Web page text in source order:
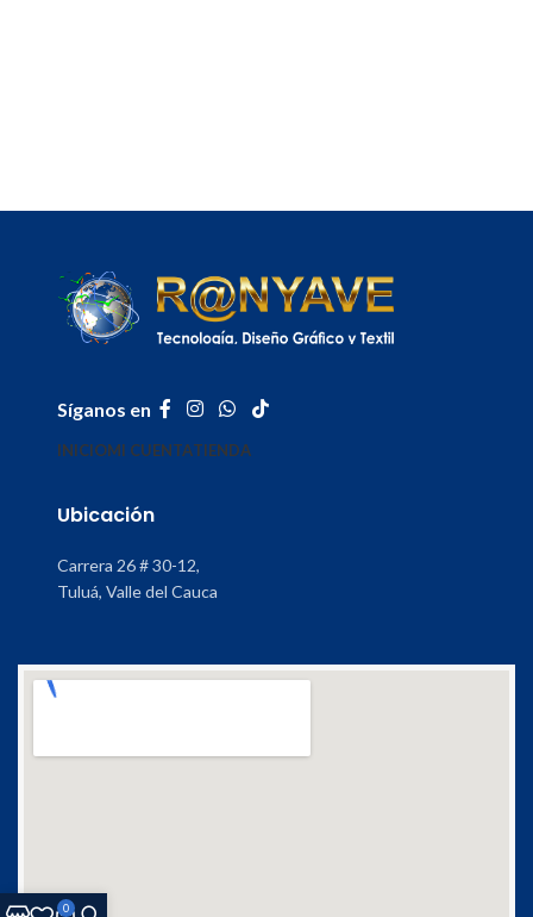
Síganos en
INICIOMI CUENTATIENDA
Ubicación
Carrera 26 # 30-12,
Tuluá, Valle del Cauca
0